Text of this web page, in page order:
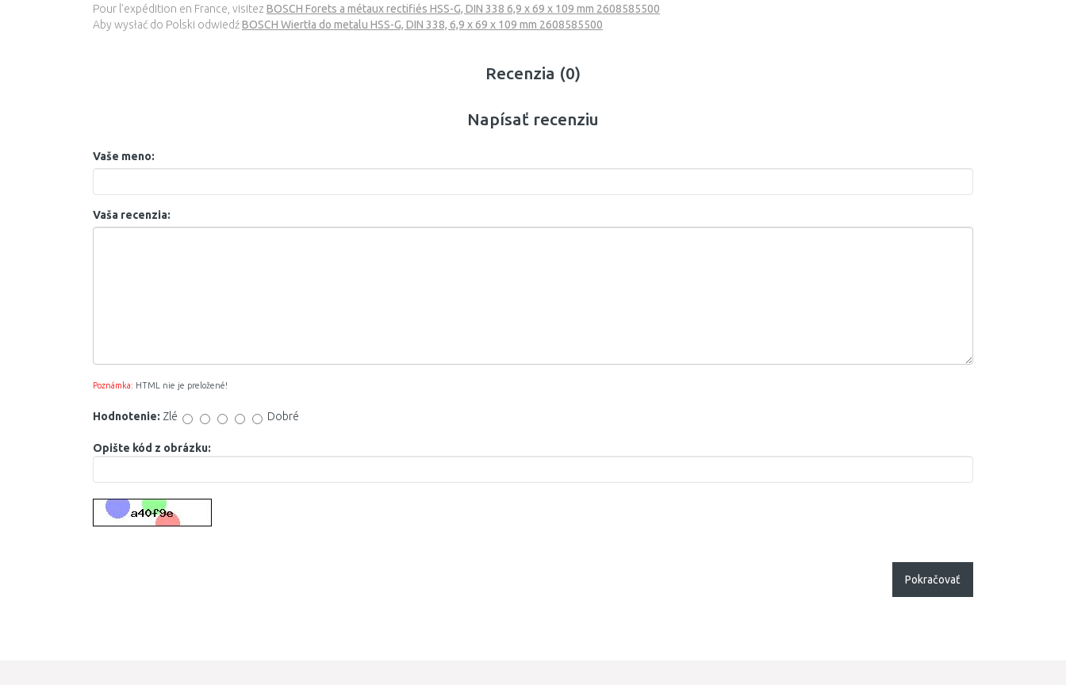
6,1 mm
6,3 mm
6,6 mm
7,2 mm
Pour l’expédition en France, visitez BOSCH Forets a métaux rectifiés HSS-G, DIN 338 6,9 x 69 x 109 mm 2608585500
Aby wysłać do Polski odwiedźBOSCH Wiertła do metalu HSS-G, DIN 338, 6,9 x 69 x 109 mm 2608585500
Recenzia (0)
Napísať recenziu
Vaše meno:
Vaša recenzia:
Poznámka: HTML nie je preložené!
Hodnotenie: Zlé Dobré
Opište kód z obrázku:
Pokračovať